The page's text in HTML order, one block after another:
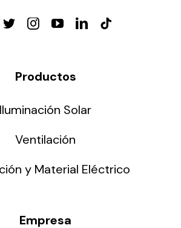
Productos
Iluminación Solar
Ventilación
y Material Eléctrico
Empresa